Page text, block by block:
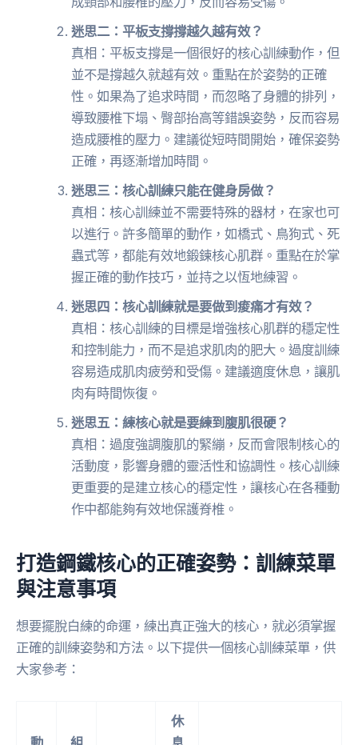
迷思二：平板支撐撐越久越有效？
真相：平板支撐是一個很好的核心訓練動作，但
並不是撐越久就越有效。重點在於姿勢的正確
性。如果為了追求時間，而忽略了身體的排列，
導致腰椎下塌、臀部抬高等錯誤姿勢，反而容易
造成腰椎的壓力。建議從短時間開始，確保姿勢
正確，再逐漸增加時間。
迷思三：核心訓練只能在健身房做？
真相：核心訓練並不需要特殊的器材，在家也可
以進行。許多簡單的動作，如橋式、鳥狗式、死
蟲式等，都能有效地鍛鍊核心肌群。重點在於掌
握正確的動作技巧，並持之以恆地練習。
迷思四：核心訓練就是要做到痠痛才有效？
真相：核心訓練的目標是增強核心肌群的穩定性
和控制能力，而不是追求肌肉的肥大。過度訓練
容易造成肌肉疲勞和受傷。建議適度休息，讓肌
肉有時間恢復。
迷思五：練核心就是要練到腹肌很硬？
真相：過度強調腹肌的緊繃，反而會限制核心的
活動度，影響身體的靈活性和協調性。核心訓練
更重要的是建立核心的穩定性，讓核心在各種動
作中都能夠有效地保護脊椎。
打造鋼鐵核心的正確姿勢：訓練菜單
與注意事項
想要擺脫白練的命運，練出真正強大的核心，就必須掌握
正確的訓練姿勢和方法。以下提供一個核心訓練菜單，供
大家參考：
休